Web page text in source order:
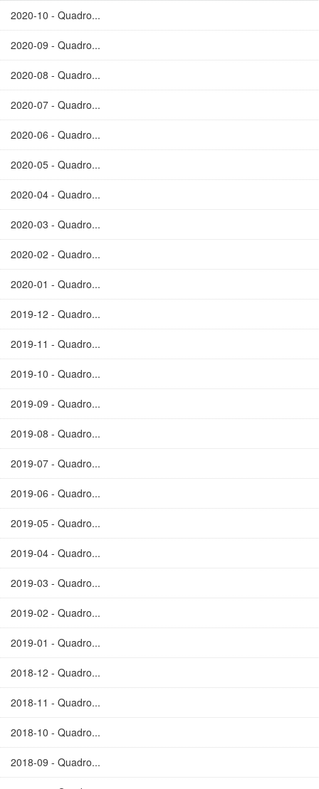
2020-10 - Quadro...
2020-09 - Quadro...
2020-08 - Quadro...
2020-07 - Quadro...
2020-06 - Quadro...
2020-05 - Quadro...
2020-04 - Quadro...
2020-03 - Quadro...
2020-02 - Quadro...
2020-01 - Quadro...
2019-12 - Quadro...
2019-11 - Quadro...
2019-10 - Quadro...
2019-09 - Quadro...
2019-08 - Quadro...
2019-07 - Quadro...
2019-06 - Quadro...
2019-05 - Quadro...
2019-04 - Quadro...
2019-03 - Quadro...
2019-02 - Quadro...
2019-01 - Quadro...
2018-12 - Quadro...
2018-11 - Quadro...
2018-10 - Quadro...
2018-09 - Quadro...